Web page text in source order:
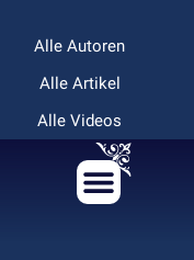
Alle Autoren
Alle Artikel
Alle Videos